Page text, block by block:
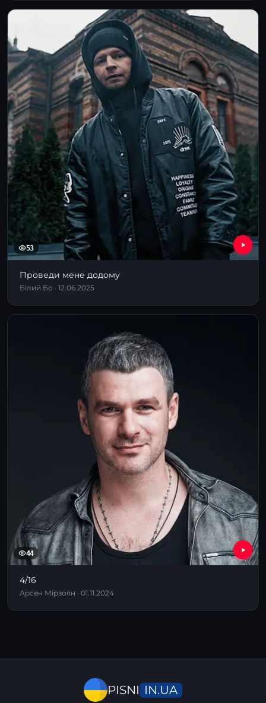
53
Проведи мене додому
Білий Бо · 12.06.2025
44
4/16
Арсен Мірзоян · 01.11.2024
PISNI IN.UA